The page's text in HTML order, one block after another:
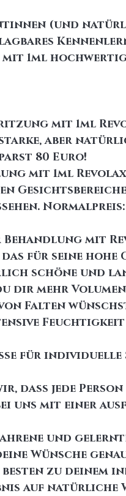
(und
1ml
mit 1ml
aber
80 Euro!
mit 1ml
mit
für seine
schöne und
dir mehr
Falten
für
dass jede
uns mit einer
und
Wünsche
besten zu
auf natürliche